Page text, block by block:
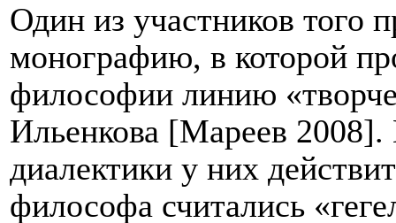
Один из участников того
монографию, в которой
философии линию
Ильенкова [Мареев 2008].
диалектики у них
философа считались